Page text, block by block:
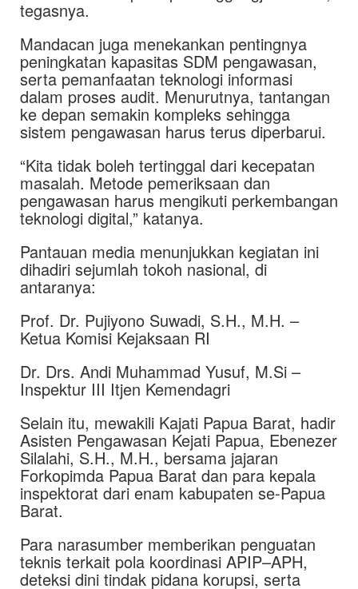
tegasnya.
Mandacan juga menekankan pentingnya
peningkatan kapasitas SDM pengawasan,
serta pemanfaatan teknologi informasi
dalam proses audit. Menurutnya, tantangan
ke depan semakin kompleks sehingga
sistem pengawasan harus terus diperbarui.
“Kita tidak boleh tertinggal dari kecepatan
masalah. Metode pemeriksaan dan
pengawasan harus mengikuti perkembangan
teknologi digital,” katanya.
Pantauan media menunjukkan kegiatan ini
dihadiri sejumlah tokoh nasional, di
antaranya:
Prof. Dr. Pujiyono Suwadi, S.H., M.H. –
Ketua Komisi Kejaksaan RI
Dr. Drs. Andi Muhammad Yusuf, M.Si –
Inspektur III Itjen Kemendagri
Selain itu, mewakili Kajati Papua Barat, hadir
Asisten Pengawasan Kejati Papua, Ebenezer
Silalahi, S.H., M.H., bersama jajaran
Forkopimda Papua Barat dan para kepala
inspektorat dari enam kabupaten se-Papua
Barat.
Para narasumber memberikan penguatan
teknis terkait pola koordinasi APIP–APH,
deteksi dini tindak pidana korupsi, serta